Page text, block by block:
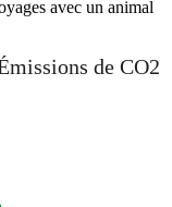
avec un animal
de CO2